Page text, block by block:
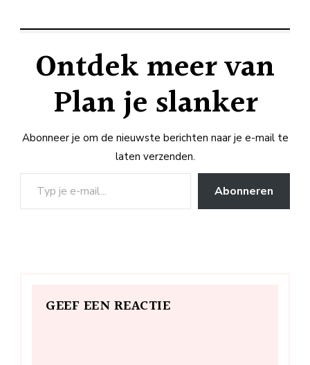
Ontdek meer van
Plan je slanker
Abonneer je om de nieuwste berichten naar je e-mail te
laten verzenden.
Typ je e-mail...
Abonneren
GEEF EEN REACTIE